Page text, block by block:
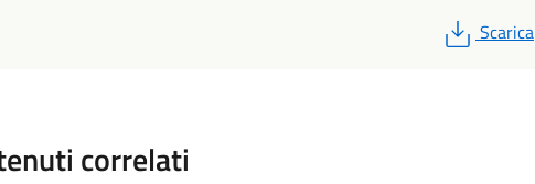
PDF
Scarica
correlati